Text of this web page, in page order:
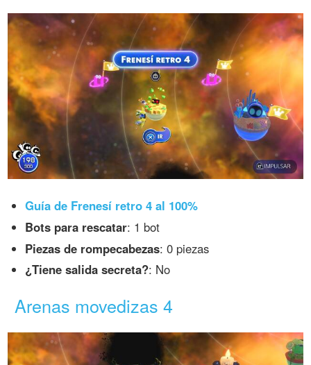
Guía de Frenesí retro 4 al 100%
Bots para rescatar: 1 bot
Piezas de rompecabezas: 0 piezas
¿Tiene salida secreta?: No
Arenas movedizas 4